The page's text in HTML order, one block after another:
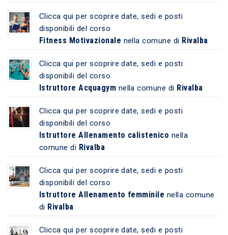
Clicca qui per scoprire date, sedi e posti
disponibili del corso
Fitness Motivazionale nella comune di Rivalba
Clicca qui per scoprire date, sedi e posti
disponibili del corso
Istruttore Acquagym nella comune di Rivalba
Clicca qui per scoprire date, sedi e posti
disponibili del corso
Istruttore Allenamento calistenico nella
comune di Rivalba
Clicca qui per scoprire date, sedi e posti
disponibili del corso
Istruttore Allenamento femminile nella comune
di Rivalba
Clicca qui per scoprire date, sedi e posti